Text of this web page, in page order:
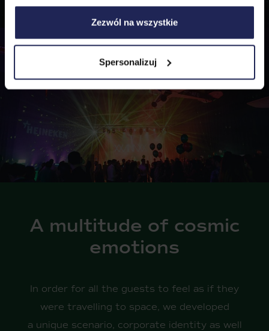
Korzystanie z plików cookie w wymienionych celach
wiąże się z przetwarzaniem Twoich danych osobowych.
Administratorem tych danych jest PromoAgency sp. z
o.o., a w niektórych przypadkach także nasi partnerzy.
Szczegółowe informacje na temat stosowania cookie
oraz przetwarzania danych osobowych, w tym
przysługujących Ci uprawnień, znajdziesz w naszej
Polityce Cookies.
Zezwól na wszystkie
Spersonalizuj
A multitude of cosmic
emotions
In order for all the guests to feel as if they
were travelling to space, we developed
a unique scenario, corporate identity as well